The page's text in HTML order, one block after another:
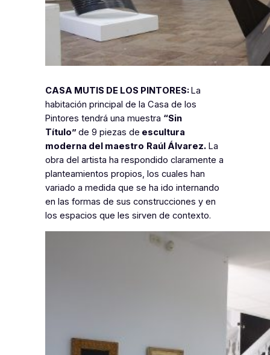
CASA MUTIS DE LOS PINTORES:La
habitación principal de la Casa de los
Pintores tendrá una muestra “Sin
Título” de 9 piezas de escultura
moderna del maestro Raúl Álvarez.La
obra del artista ha respondido claramente a
planteamientos propios, los cuales han
variado a medida que se ha ido internando
en las formas de sus construcciones y en
los espacios que les sirven de contexto.